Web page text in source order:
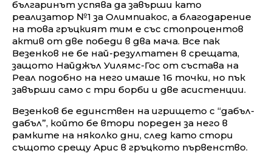
българинът успява да завърши като
реализатор №1 за Олимпиакос, а благодарение
на това гръцкият тим е със стопроцентов
актив от две победи в два мача. Все пак
Везенков не бе най-резултатен в срещата,
защото Найджъл Уилямс-Гос от състава на
Реал подобно на него имаше 16 точки, но пък
завърши само с три борби и две асистенции.
Везенков бе единствен на игрището с “дабъл-
дабъл”, който бе втори пореден за него в
рамките на няколко дни, след като стори
същото срещу Арис в гръцкото първенство.